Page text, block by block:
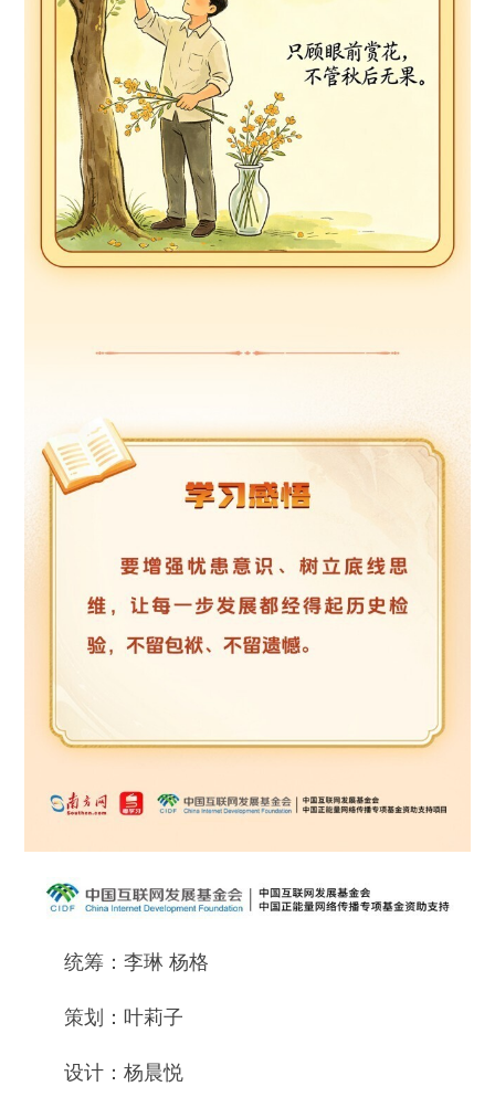
统筹：李琳 杨格
策划：叶莉子
设计：杨晨悦